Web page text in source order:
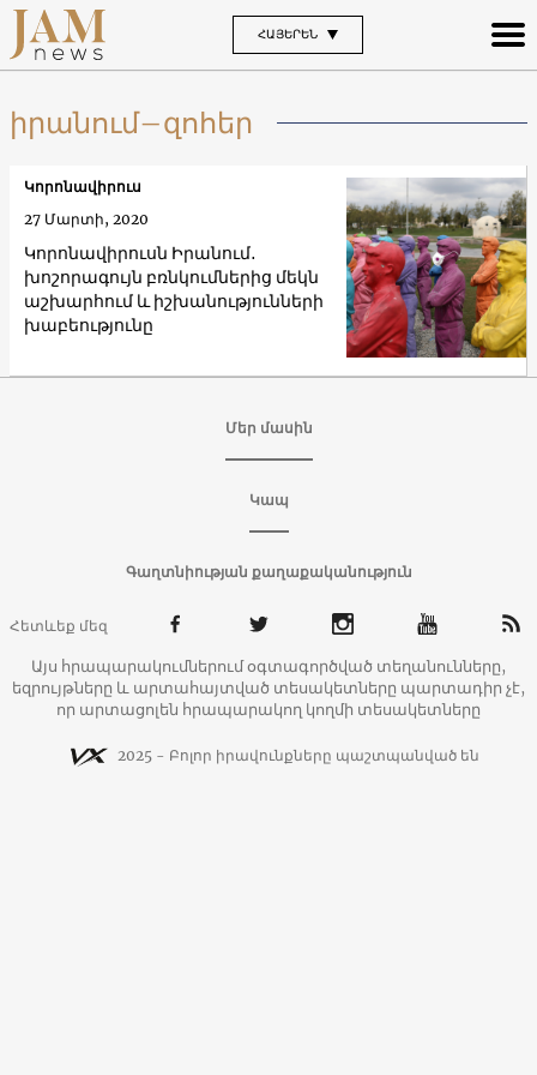
ՀԱՅԵՐԵՆ
իրանում–զոհեր
Կորոնավիրուսն Իրանում․
խոշորագույն բռնկումներից մեկն
աշխարհում և իշխանությունների
խաբեությունը
Կորոնավիրուս
27 Մարտի, 2020
Մեր մասին
Կապ
Գաղտնիության քաղաքականություն
Հետևեք մեզ
Այս հրապարակումներում օգտագործված տեղանունները,
եզրույթները և արտահայտված տեսակետները պարտադիր չէ,
որ արտացոլեն հրապարակող կողմի տեսակետները
2025 - Բոլոր իրավունքները պաշտպանված են